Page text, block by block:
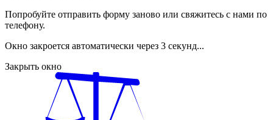
Попробуйте отправить форму заново или свяжитесь с нами по
телефону.
Окно закроется автоматически через 3 секунд...
Закрыть окно